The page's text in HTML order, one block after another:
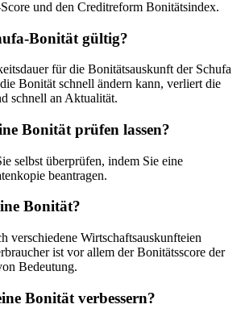
und den Creditreform Bonitätsindex.
Bonität gültig?
für die Bonitätsauskunft der Schufa
Bonität schnell ändern kann, verliert die
schnell an Aktualität.
Bonität prüfen lassen?
selbst überprüfen, indem Sie eine
beantragen.
Bonität?
verschiedene Wirtschaftsauskunfteien
ist vor allem der Bonitätsscore der
Bedeutung.
Bonität verbessern?